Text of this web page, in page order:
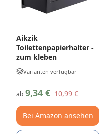
Aikzik
Toilettenpapierhalter -
zum kleben
Varianten verfügbar
ab 9,34 € 10,99 €
Bei Amazon ansehen